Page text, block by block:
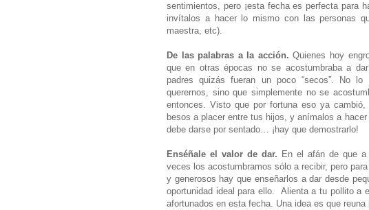
sentimientos, pero ¡esta fecha es perfecta para
invítalos a hacer lo mismo con las personas
maestra, etc).
De las palabras a la acción. Quienes hoy
que en otras épocas no se acostumbraba a
padres quizás fueran un poco “secos”. No
querernos, sino que simplemente no se
entonces. Visto que por fortuna eso ya
besos a placer entre tus hijos, y anímalos a
debe darse por sentado… ¡hay que demostrarlo!
Enséñale el valor de dar. En el afán de que
veces los acostumbramos sólo a recibir, pero
y generosos hay que enseñarlos a dar desde
oportunidad ideal para ello. Alienta a tu pollito a
afortunados en esta fecha. Una idea es que